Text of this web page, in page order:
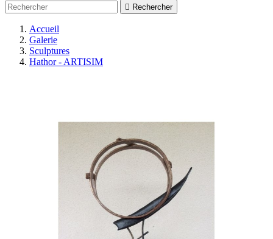
 Rechercher
Accueil
Galerie
Sculptures
Hathor - ARTISIM